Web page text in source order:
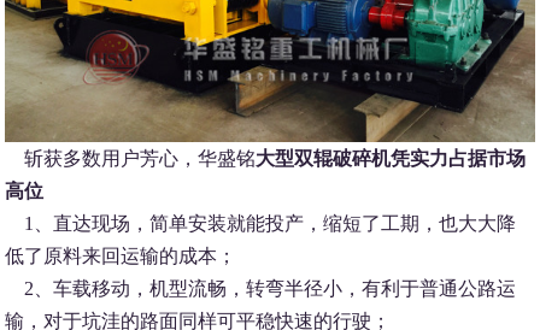
斩获多数用户芳心，华盛铭大型双辊破碎机凭实力占据市场
高位
1、直达现场，简单安装就能投产，缩短了工期，也大大降
低了原料来回运输的成本；
2、车载移动，机型流畅，转弯半径小，有利于普通公路运
输，对于坑洼的路面同样可平稳快速的行驶；